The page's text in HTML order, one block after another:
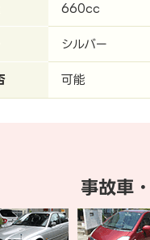
660cc
シルバー
可能
事故車